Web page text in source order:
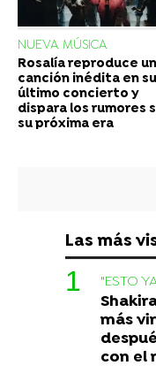
NUEVA MÚSICA
Rosalía reproduce
canción inédita en su
último concierto y
dispara los rumores
su próxima era
Las más
"ESTO
más
con el